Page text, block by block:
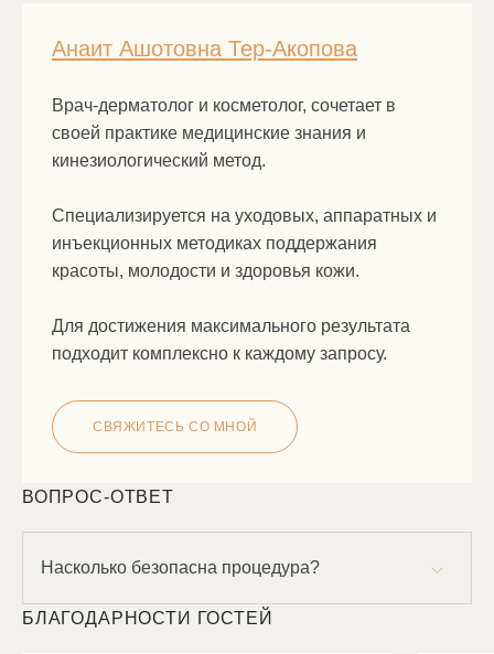
Анаит Ашотовна Тер-Акопова
Врач-дерматолог и косметолог, сочетает в
своей практике медицинские знания и
кинезиологический метод.
Специализируется на уходовых, аппаратных и
инъекционных методиках поддержания
красоты, молодости и здоровья кожи.
Для достижения максимального результата
подходит комплексно к каждому запросу.
СВЯЖИТЕСЬ СО МНОЙ
ВОПРОС-ОТВЕТ
Насколько безопасна процедура?
протокола и качества используемого препарата.
БЛАГОДАРНОСТИ ГОСТЕЙ